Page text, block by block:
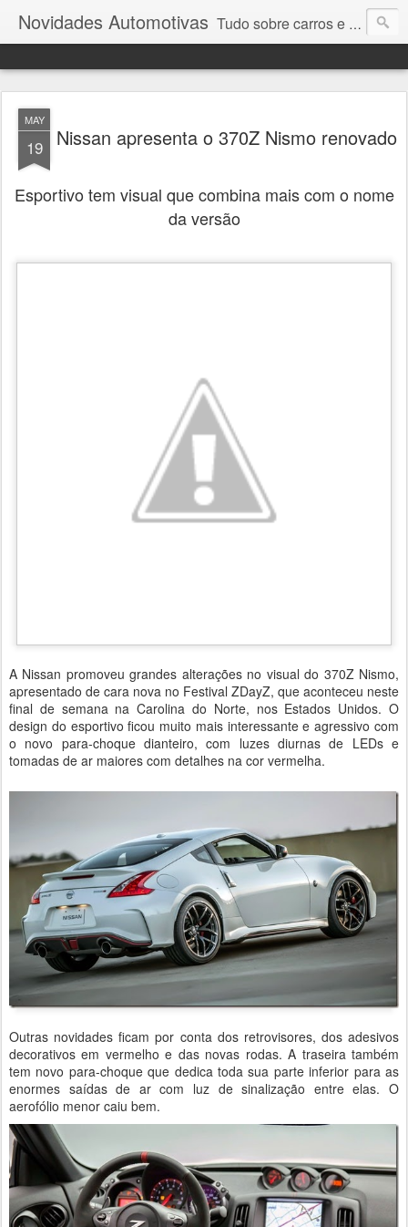
Novidades Automotivas Tudo sobre carros e motores
MAY
19 Nissan apresenta o 370Z Nismo renovado
Esportivo tem visual que combina mais com o nome
da versão
A Nissan promoveu grandes alterações no visual do 370Z Nismo,
apresentado de cara nova no Festival ZDayZ, que aconteceu neste
final de semana na Carolina do Norte, nos Estados Unidos. O
design do esportivo ficou muito mais interessante e agressivo com
o novo para-choque dianteiro, com luzes diurnas de LEDs e
tomadas de ar maiores com detalhes na cor vermelha.
Outras novidades ficam por conta dos retrovisores, dos adesivos
decorativos em vermelho e das novas rodas. A traseira também
tem novo para-choque que dedica toda sua parte inferior para as
enormes saídas de ar com luz de sinalização entre elas. O
aerofólio menor caiu bem.